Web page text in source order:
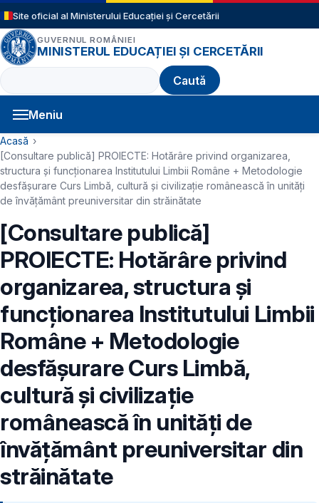
Sari la conținutul principal
Site oficial al Ministerului Educației și Cercetării
GUVERNUL ROMÂNIEI
MINISTERUL EDUCAȚIEI ȘI CERCETĂRII
Caută
Meniu
Navigație principală
Cale de navigare
Acasă
[Consultare publică] PROIECTE: Hotărâre privind organizarea,
structura și funcționarea Institutului Limbii Române + Metodologie
desfășurare Curs Limbă, cultură și civilizație românească în unități
de învățământ preuniversitar din străinătate
[Consultare publică]
PROIECTE: Hotărâre privind
organizarea, structura și
funcționarea Institutului Limbii
Române + Metodologie
desfășurare Curs Limbă,
cultură și civilizație
românească în unități de
învățământ preuniversitar din
străinătate